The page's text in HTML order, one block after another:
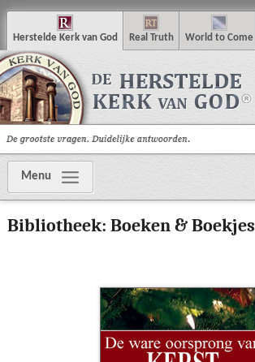
Herstelde Kerk van God Real Truth World to Come
Menu
Bibliotheek: Boeken & Boekjes